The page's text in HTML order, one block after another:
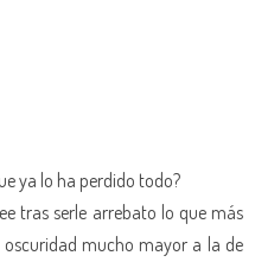
ya lo ha perdido todo?
tras serle arrebato lo que más
mucho mayor a la de